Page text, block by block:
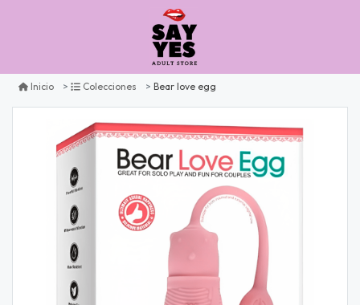
Inicio Colecciones Bear love egg